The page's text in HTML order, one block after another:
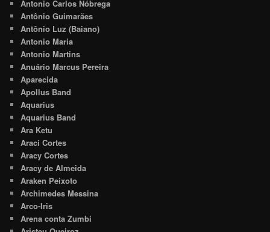
Antonio Carlos Nóbrega
Antônio Guimarães
Antônio Luz (Baiano)
Antonio Maria
Antonio Martins
Anuário Marcus Pereira
Aparecida
Apollus Band
Aquarius
Aquarius Band
Ara Ketu
Araci Cortes
Aracy Cortes
Aracy de Almeida
Araken Peixoto
Archimedes Messina
Arco-Iris
Arena conta Zumbi